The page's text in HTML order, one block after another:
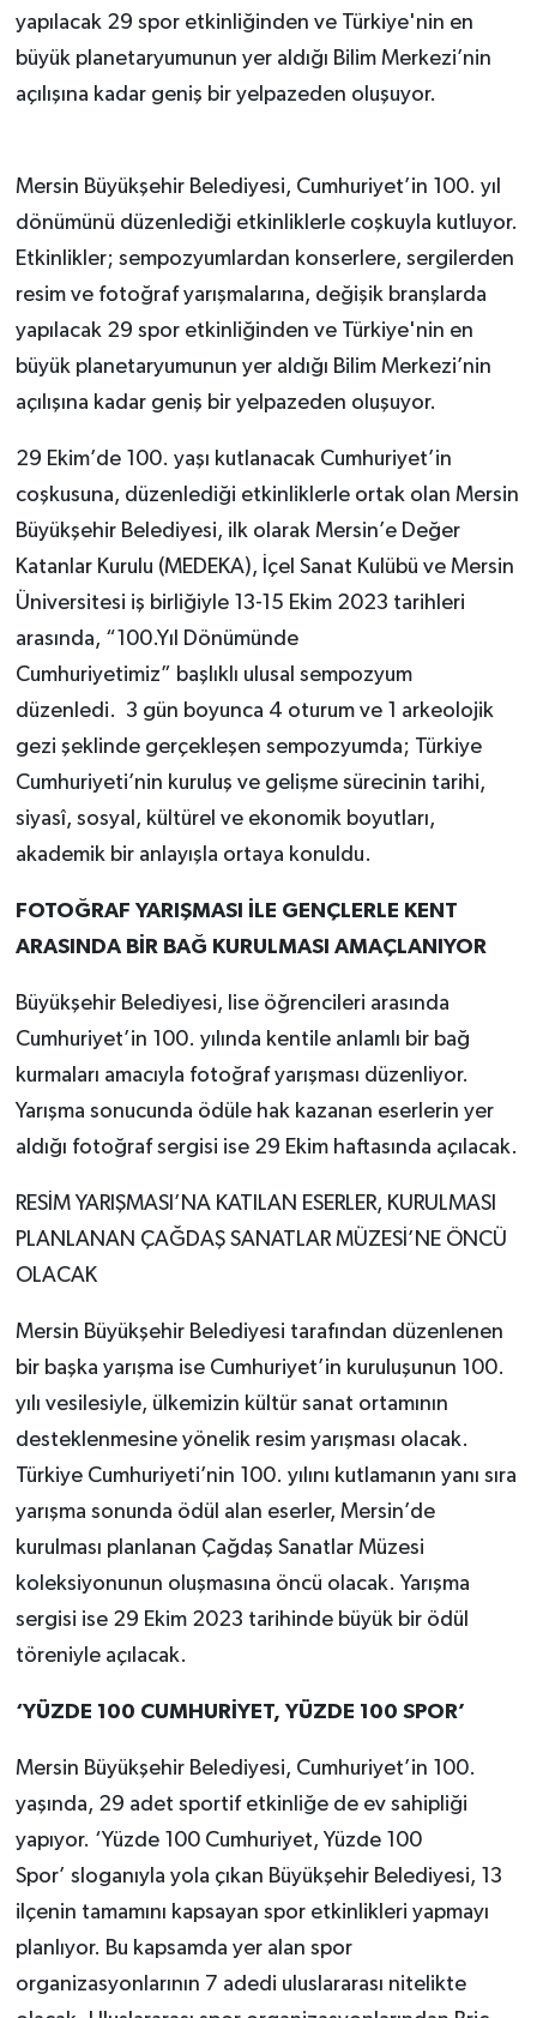
yapılacak 29 spor etkinliğinden ve Türkiye'nin en
büyük planetaryumunun yer aldığı Bilim Merkezi’nin
açılışına kadar geniş bir yelpazeden oluşuyor.
Mersin Büyükşehir Belediyesi, Cumhuriyet’in 100. yıl
dönümünü düzenlediği etkinliklerle coşkuyla kutluyor.
Etkinlikler; sempozyumlardan konserlere, sergilerden
resim ve fotoğraf yarışmalarına, değişik branşlarda
yapılacak 29 spor etkinliğinden ve Türkiye'nin en
büyük planetaryumunun yer aldığı Bilim Merkezi’nin
açılışına kadar geniş bir yelpazeden oluşuyor.
29 Ekim’de 100. yaşı kutlanacak Cumhuriyet’in
coşkusuna, düzenlediği etkinliklerle ortak olan Mersin
Büyükşehir Belediyesi, ilk olarak Mersin’e Değer
Katanlar Kurulu (MEDEKA), İçel Sanat Kulübü ve Mersin
Üniversitesi iş birliğiyle 13-15 Ekim 2023 tarihleri
arasında, “100.Yıl Dönümünde
Cumhuriyetimiz” başlıklı ulusal sempozyum
düzenledi. 3 gün boyunca 4 oturum ve 1 arkeolojik
gezi şeklinde gerçekleşen sempozyumda; Türkiye
Cumhuriyeti’nin kuruluş ve gelişme sürecinin tarihi,
siyasî, sosyal, kültürel ve ekonomik boyutları,
akademik bir anlayışla ortaya konuldu.
FOTOĞRAF YARIŞMASI İLE GENÇLERLE KENT
ARASINDA BİR BAĞ KURULMASI AMAÇLANIYOR
Büyükşehir Belediyesi, lise öğrencileri arasında
Cumhuriyet’in 100. yılında kentile anlamlı bir bağ
kurmaları amacıyla fotoğraf yarışması düzenliyor.
Yarışma sonucunda ödüle hak kazanan eserlerin yer
aldığı fotoğraf sergisi ise 29 Ekim haftasında açılacak.
RESİM YARIŞMASI’NA KATILAN ESERLER, KURULMASI
PLANLANAN ÇAĞDAŞ SANATLAR MÜZESİ’NE ÖNCÜ
OLACAK
Mersin Büyükşehir Belediyesi tarafından düzenlenen
bir başka yarışma ise Cumhuriyet’in kuruluşunun 100.
yılı vesilesiyle, ülkemizin kültür sanat ortamının
desteklenmesine yönelik resim yarışması olacak.
Türkiye Cumhuriyeti’nin 100. yılını kutlamanın yanı sıra
yarışma sonunda ödül alan eserler, Mersin’de
kurulması planlanan Çağdaş Sanatlar Müzesi
koleksiyonunun oluşmasına öncü olacak. Yarışma
sergisi ise 29 Ekim 2023 tarihinde büyük bir ödül
töreniyle açılacak.
‘YÜZDE 100 CUMHURİYET, YÜZDE 100 SPOR’
Mersin Büyükşehir Belediyesi, Cumhuriyet’in 100.
yaşında, 29 adet sportif etkinliğe de ev sahipliği
yapıyor. ‘Yüzde 100 Cumhuriyet, Yüzde 100
Spor’ sloganıyla yola çıkan Büyükşehir Belediyesi, 13
ilçenin tamamını kapsayan spor etkinlikleri yapmayı
planlıyor. Bu kapsamda yer alan spor
organizasyonlarının 7 adedi uluslararası nitelikte